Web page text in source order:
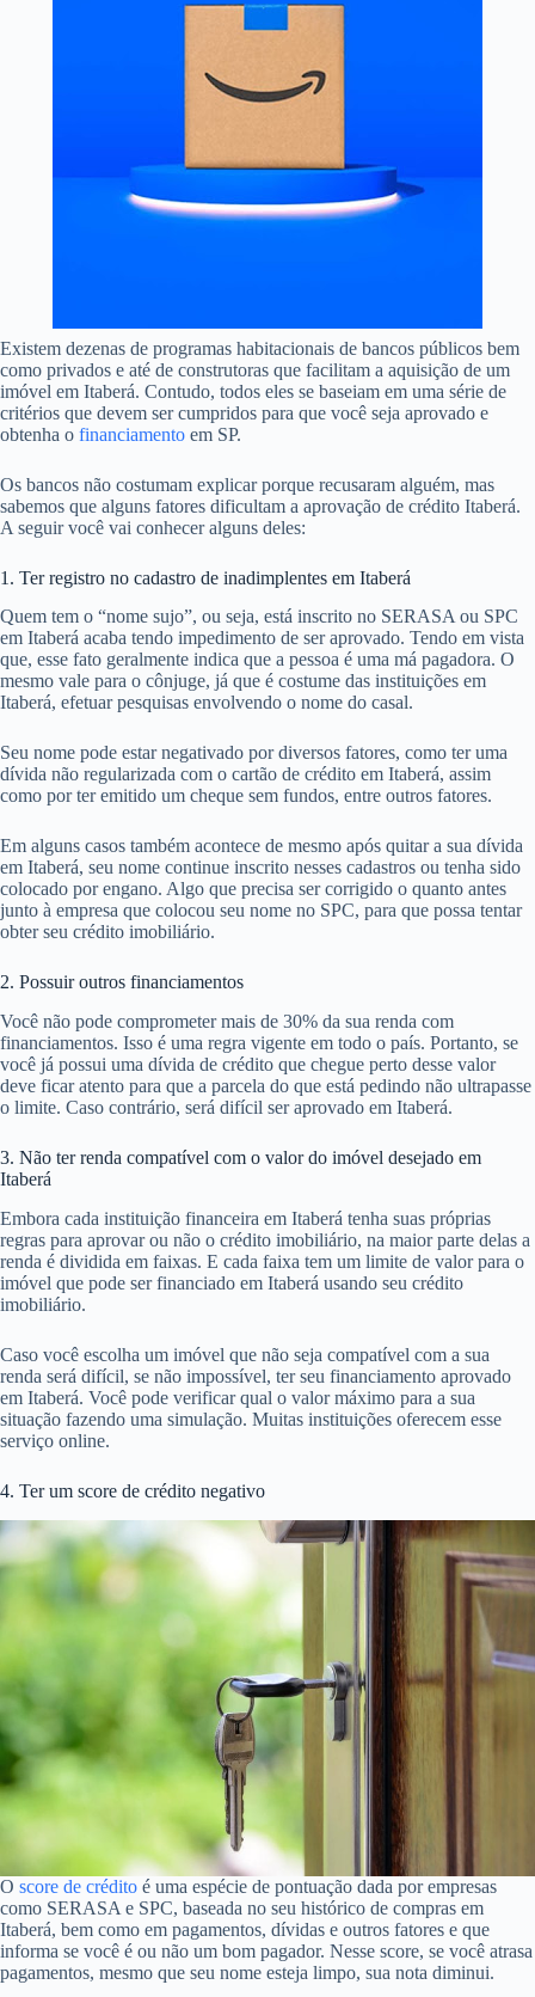
Existem dezenas de programas habitacionais de bancos públicos bem
como privados e até de construtoras que facilitam a aquisição de um
imóvel em Itaberá. Contudo, todos eles se baseiam em uma série de
critérios que devem ser cumpridos para que você seja aprovado e
obtenha o financiamento em SP.
Os bancos não costumam explicar porque recusaram alguém, mas
sabemos que alguns fatores dificultam a aprovação de crédito Itaberá.
A seguir você vai conhecer alguns deles:
1. Ter registro no cadastro de inadimplentes em Itaberá
Quem tem o “nome sujo”, ou seja, está inscrito no SERASA ou SPC
em Itaberá acaba tendo impedimento de ser aprovado. Tendo em vista
que, esse fato geralmente indica que a pessoa é uma má pagadora. O
mesmo vale para o cônjuge, já que é costume das instituições em
Itaberá, efetuar pesquisas envolvendo o nome do casal.
Seu nome pode estar negativado por diversos fatores, como ter uma
dívida não regularizada com o cartão de crédito em Itaberá, assim
como por ter emitido um cheque sem fundos, entre outros fatores.
Em alguns casos também acontece de mesmo após quitar a sua dívida
em Itaberá, seu nome continue inscrito nesses cadastros ou tenha sido
colocado por engano. Algo que precisa ser corrigido o quanto antes
junto à empresa que colocou seu nome no SPC, para que possa tentar
obter seu crédito imobiliário.
2. Possuir outros financiamentos
Você não pode comprometer mais de 30% da sua renda com
financiamentos. Isso é uma regra vigente em todo o país. Portanto, se
você já possui uma dívida de crédito que chegue perto desse valor
deve ficar atento para que a parcela do que está pedindo não ultrapasse
o limite. Caso contrário, será difícil ser aprovado em Itaberá.
3. Não ter renda compatível com o valor do imóvel desejado em
Itaberá
Embora cada instituição financeira em Itaberá tenha suas próprias
regras para aprovar ou não o crédito imobiliário, na maior parte delas a
renda é dividida em faixas. E cada faixa tem um limite de valor para o
imóvel que pode ser financiado em Itaberá usando seu crédito
imobiliário.
Caso você escolha um imóvel que não seja compatível com a sua
renda será difícil, se não impossível, ter seu financiamento aprovado
em Itaberá. Você pode verificar qual o valor máximo para a sua
situação fazendo uma simulação. Muitas instituições oferecem esse
serviço online.
4. Ter um score de crédito negativo
O score de crédito é uma espécie de pontuação dada por empresas
como SERASA e SPC, baseada no seu histórico de compras em
Itaberá, bem como em pagamentos, dívidas e outros fatores e que
informa se você é ou não um bom pagador. Nesse score, se você atrasa
pagamentos, mesmo que seu nome esteja limpo, sua nota diminui.